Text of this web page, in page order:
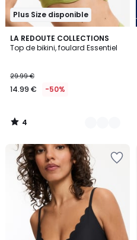
Plus Size disponible
LA REDOUTE COLLECTIONS
Top de bikini, foulard Essentiel
€
en
de
29.99
50%
descuento
aplicado.
29.99 €
14.99 € -50%
4
/
4
Colores
4
/